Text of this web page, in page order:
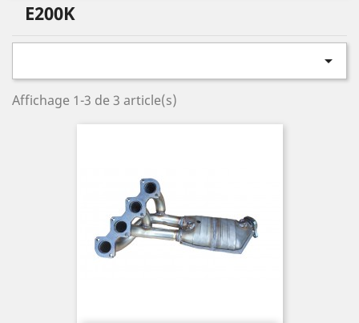
E200K

Affichage 1-3 de 3 article(s)